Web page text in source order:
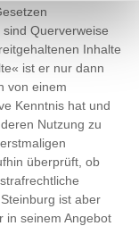
Querverweise
Inhalte
ist er nur dann
von einem
Kenntnis hat und
Nutzung zu
überprüft, ob
ist aber
in seinem Angebot